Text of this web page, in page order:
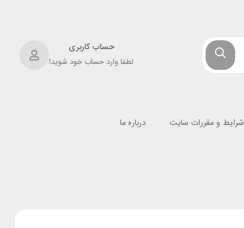
حساب کاربری
لطفا وارد حساب خود شوید!
شرایط و مقررات سایت
درباره ما